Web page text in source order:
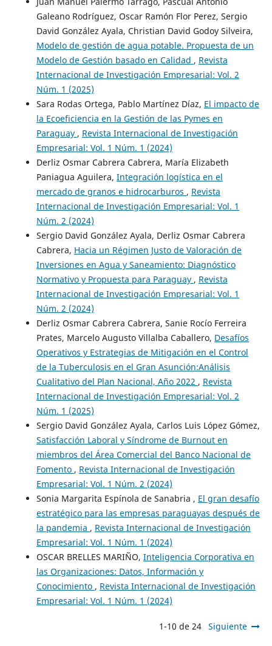
Galeano Rodríguez, Oscar Ramón Flor Perez, Sergio
David González Ayala, Christian David Godoy Silveira,
Modelo de gestión de agua potable. Propuesta de un
Modelo de Gestión basado en Calidad , Revista
Internacional de Investigación Empresarial: Vol. 2
Núm. 1 (2025)
Sara Rodas Ortega, Pablo Martínez Díaz, El impacto de
la Ecoeficiencia en la Gestión de las Pymes en
Paraguay , Revista Internacional de Investigación
Empresarial: Vol. 1 Núm. 1 (2024)
Derliz Osmar Cabrera Cabrera, María Elizabeth
Paniagua Aguilera, Integración logística en el
mercado de granos e hidrocarburos , Revista
Internacional de Investigación Empresarial: Vol. 1
Núm. 2 (2024)
Sergio David González Ayala, Derliz Osmar Cabrera
Cabrera, Hacia un Régimen Justo de Valoración de
Inversiones en Agua y Saneamiento: Diagnóstico
Normativo y Propuesta para Paraguay , Revista
Internacional de Investigación Empresarial: Vol. 1
Núm. 2 (2024)
Derliz Osmar Cabrera Cabrera, Sanie Rocío Ferreira
Prates, Marcelo Augusto Villalba Caballero, Desafíos
Operativos y Estrategias de Mitigación en el Control
de la Tuberculosis en el Gran Asunción:Análisis
Cualitativo del Plan Nacional, Año 2022 , Revista
Internacional de Investigación Empresarial: Vol. 2
Núm. 1 (2025)
Sergio David González Ayala, Carlos Luis López Gómez,
Satisfacción Laboral y Síndrome de Burnout en
miembros del Área Comercial del Banco Nacional de
Fomento , Revista Internacional de Investigación
Empresarial: Vol. 1 Núm. 2 (2024)
Sonia Margarita Espínola de Sanabria , El gran desafío
estratégico para las empresas paraguayas después de
la pandemia , Revista Internacional de Investigación
Empresarial: Vol. 1 Núm. 1 (2024)
OSCAR BRELLES MARIÑO, Inteligencia Corporativa en
las Organizaciones: Datos, Información y
Conocimiento , Revista Internacional de Investigación
Empresarial: Vol. 1 Núm. 1 (2024)
1-10 de 24 Siguiente